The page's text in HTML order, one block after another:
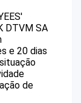
DTVM SA
e 20 dias
de